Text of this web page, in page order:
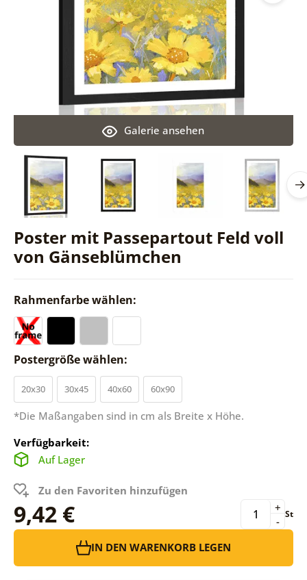
Poster mit Passepartout Feld voll
von Gänseblümchen
Galerie ansehen
Rahmenfarbe wählen:
Postergröße wählen:
20x30 30x45 40x60 60x90
*Die Maßangaben sind in cm als Breite x Höhe.
Verfügbarkeit:
Auf Lager
Zu den Favoriten hinzufügen
9,42 € -
+ St
IN DEN WARENKORB LEGEN